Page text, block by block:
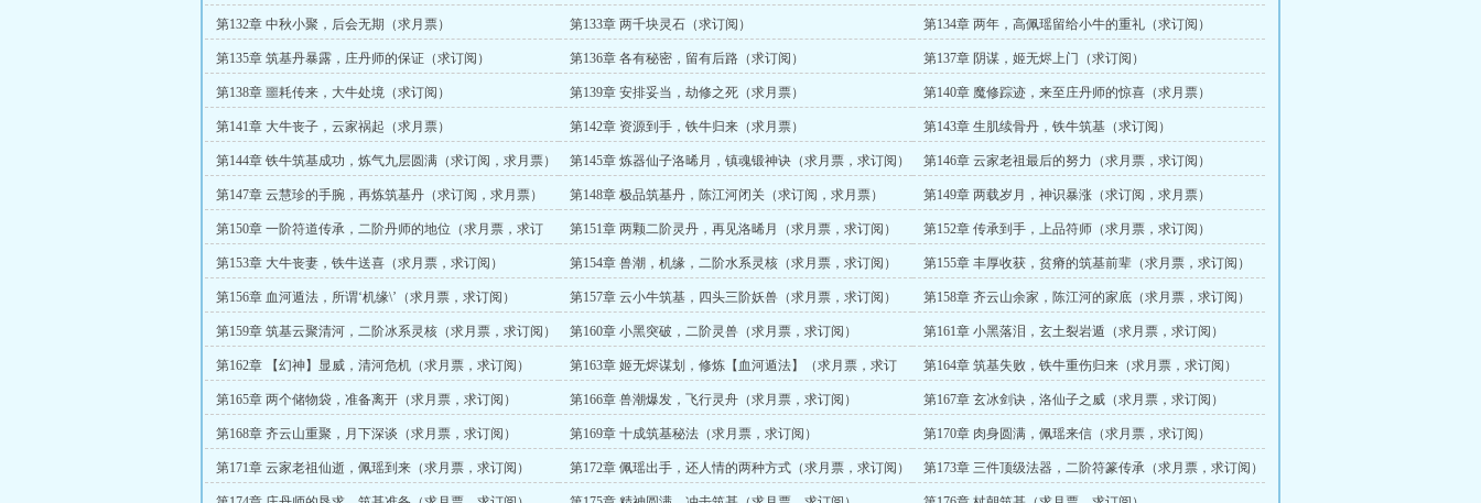
第132章 中秋小聚，后会无期（求月票） 第133章 两千块灵石（求订阅） 第134章 两年，高佩瑶留给小牛的重礼（求订阅）
第135章 筑基丹暴露，庄丹师的保证（求订阅） 第136章 各有秘密，留有后路（求订阅） 第137章 阴谋，姬无烬上门（求订阅）
第138章 噩耗传来，大牛处境（求订阅） 第139章 安排妥当，劫修之死（求月票） 第140章 魔修踪迹，来至庄丹师的惊喜（求月票）
第141章 大牛丧子，云家祸起（求月票） 第142章 资源到手，铁牛归来（求月票） 第143章 生肌续骨丹，铁牛筑基（求订阅）
第144章 铁牛筑基成功，炼气九层圆满（求订阅，求月票） 第145章 炼器仙子洛晞月，镇魂锻神诀（求月票，求订阅） 第146章 云家老祖最后的努力（求月票，求订阅）
第147章 云慧珍的手腕，再炼筑基丹（求订阅，求月票） 第148章 极品筑基丹，陈江河闭关（求订阅，求月票） 第149章 两载岁月，神识暴涨（求订阅，求月票）
第150章 一阶符道传承，二阶丹师的地位（求月票，求订
阅）
第151章 两颗二阶灵丹，再见洛晞月（求月票，求订阅） 第152章 传承到手，上品符师（求月票，求订阅）
第153章 大牛丧妻，铁牛送喜（求月票，求订阅） 第154章 兽潮，机缘，二阶水系灵核（求月票，求订阅） 第155章 丰厚收获，贫瘠的筑基前辈（求月票，求订阅）
第156章 血河遁法，所谓‘机缘\’（求月票，求订阅） 第157章 云小牛筑基，四头三阶妖兽（求月票，求订阅） 第158章 齐云山余家，陈江河的家底（求月票，求订阅）
第159章 筑基云聚清河，二阶冰系灵核（求月票，求订阅） 第160章 小黑突破，二阶灵兽（求月票，求订阅） 第161章 小黑落泪，玄土裂岩遁（求月票，求订阅）
第162章 【幻神】显威，清河危机（求月票，求订阅）
第163章 姬无烬谋划，修炼【血河遁法】（求月票，求订
阅）
第164章 筑基失败，铁牛重伤归来（求月票，求订阅）
第165章 两个储物袋，准备离开（求月票，求订阅） 第166章 兽潮爆发，飞行灵舟（求月票，求订阅） 第167章 玄冰剑诀，洛仙子之威（求月票，求订阅）
第168章 齐云山重聚，月下深谈（求月票，求订阅） 第169章 十成筑基秘法（求月票，求订阅） 第170章 肉身圆满，佩瑶来信（求月票，求订阅）
第171章 云家老祖仙逝，佩瑶到来（求月票，求订阅） 第172章 佩瑶出手，还人情的两种方式（求月票，求订阅） 第173章 三件顶级法器，二阶符篆传承（求月票，求订阅）